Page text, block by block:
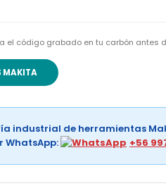
el código grabado en tu carbón antes
MAKITA
industrial de herramientas
WhatsApp:
+56